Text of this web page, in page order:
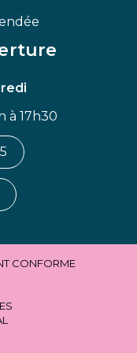
à 17h30
CONFORME